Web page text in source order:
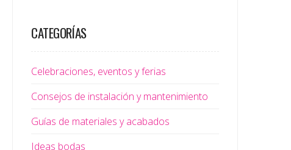
CATEGORÍAS
Celebraciones, eventos y ferias
Consejos de instalación y mantenimiento
Guías de materiales y acabados
Ideas bodas